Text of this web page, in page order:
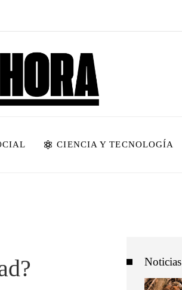
CIENCIA Y TECNOLOGÍA
Noticias